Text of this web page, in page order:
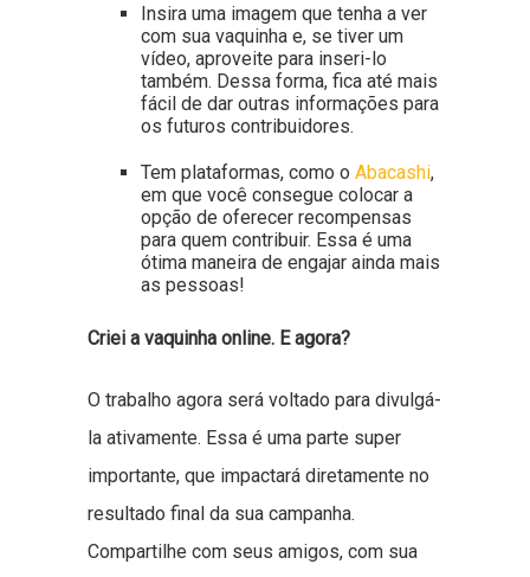
Insira uma imagem que tenha a ver
com sua vaquinha e, se tiver um
vídeo, aproveite para inseri-lo
também. Dessa forma, fica até mais
fácil de dar outras informações para
os futuros contribuidores.
Tem plataformas, como o Abacashi,
em que você consegue colocar a
opção de oferecer recompensas
para quem contribuir. Essa é uma
ótima maneira de engajar ainda mais
as pessoas!
Criei a vaquinha online. E agora?
O trabalho agora será voltado para divulgá-
la ativamente. Essa é uma parte super
importante, que impactará diretamente no
resultado final da sua campanha.
Compartilhe com seus amigos, com sua